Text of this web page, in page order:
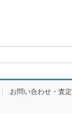
お問い合わせ・査定